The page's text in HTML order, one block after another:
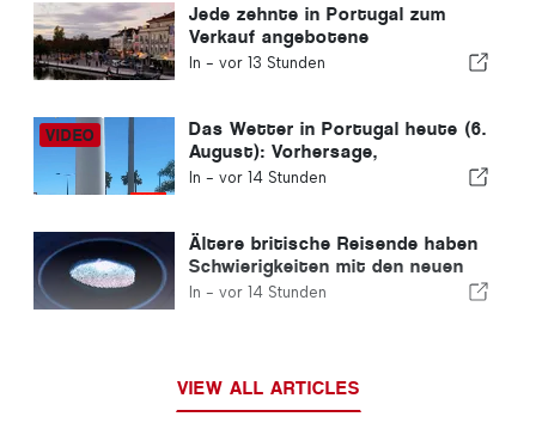
Jede zehnte in Portugal zum
Verkauf angebotene
Wohnimmobilie wird in weniger
In - vor 13 Stunden
Das Wetter in Portugal heute (6.
August): Vorhersage,
Temperaturen und was Sie
In - vor 14 Stunden
Ältere britische Reisende haben
Schwierigkeiten mit den neuen
Fingerabdruckkontrollen der
In - vor 14 Stunden
VIEW ALL ARTICLES